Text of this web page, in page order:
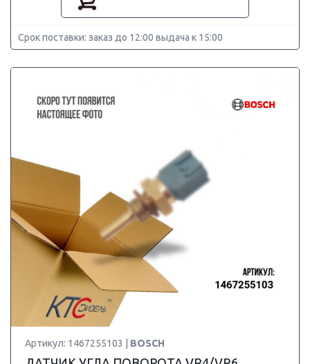
Срок поставки: заказ до 12:00 выдача к 15:00
Артикул: 1467255103 | BOSCH